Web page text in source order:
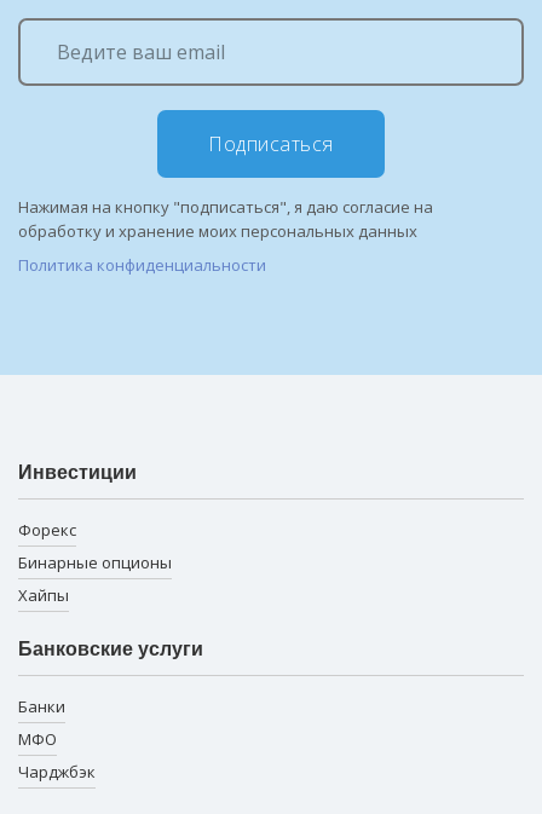
Подписаться
Нажимая на кнопку "подписаться", я даю согласие на
обработку и хранение моих персональных данных
Политика конфиденциальности
Инвестиции
Форекс
Бинарные опционы
Хайпы
Банковские услуги
Банки
МФО
Чарджбэк